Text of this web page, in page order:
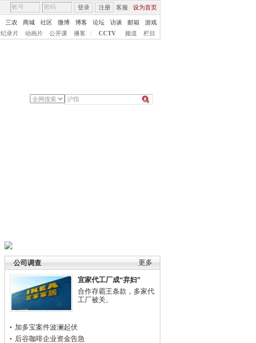
客服 设为首页
登录 注册
三农 商城 社区 微博 博客 论坛 访谈 邮箱
游戏
纪录片 动画片 公开课 播客 CCTV 频道 栏目
更多
公司调查
宜家代工厂成“弃妇”
合作存霸王条款，多家代
工厂被关。
加多宝案件波澜起伏
后谷咖啡企业资金告急